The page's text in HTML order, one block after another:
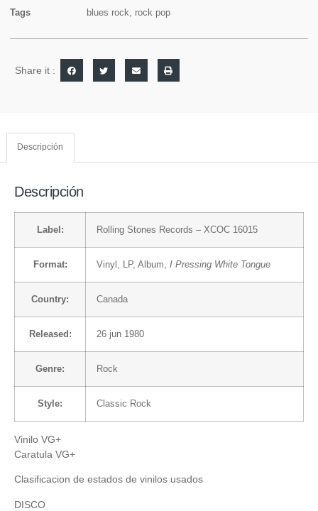
Tags
blues rock rock pop
Share it :
Descripción
Descripción
Label: Rolling Stones Records – XCOC 16015
Format: Vinyl , LP, Album, I Pressing White Tongue
Country: Canada
Released: 26 jun 1980
Genre: Rock
Style: Classic Rock
Vinilo VG+
Caratula VG+
Clasificacion de estados de vinilos usados
DISCO